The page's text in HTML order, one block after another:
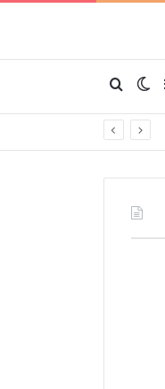
نوارکناریتغییر پوسته
جستجو برای